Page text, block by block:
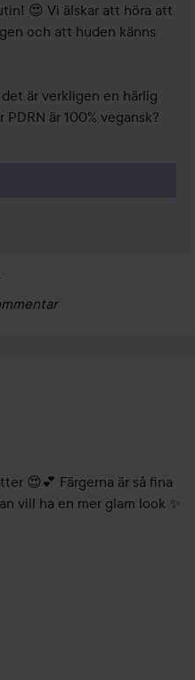
😍 Vi älskar att höra att
och att huden känns
är verkligen en härlig
är 100% vegansk?
😍💕 Färgerna är så fina
vill ha en mer glam look ✨